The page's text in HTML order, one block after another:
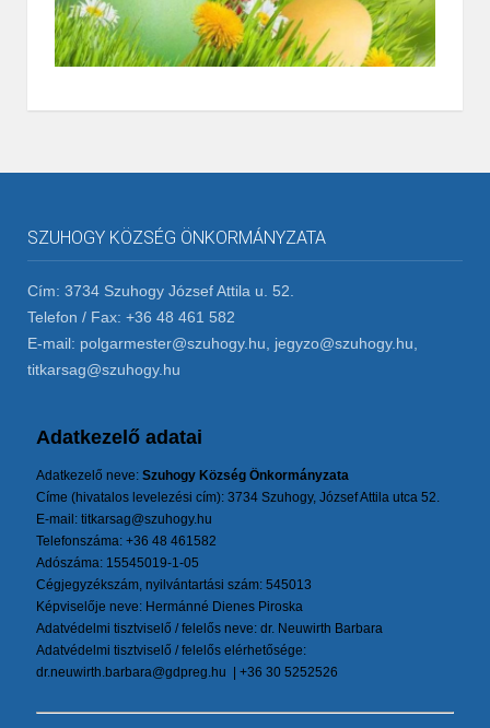
SZUHOGY KÖZSÉG ÖNKORMÁNYZATA
Cím: 3734 Szuhogy József Attila u. 52.
Telefon / Fax: +36 48 461 582
E-mail: polgarmester@szuhogy.hu, jegyzo@szuhogy.hu,
titkarsag@szuhogy.hu